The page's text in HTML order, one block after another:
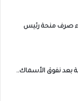
صرف منحة رئيس
بعد نفوق الأسماك..